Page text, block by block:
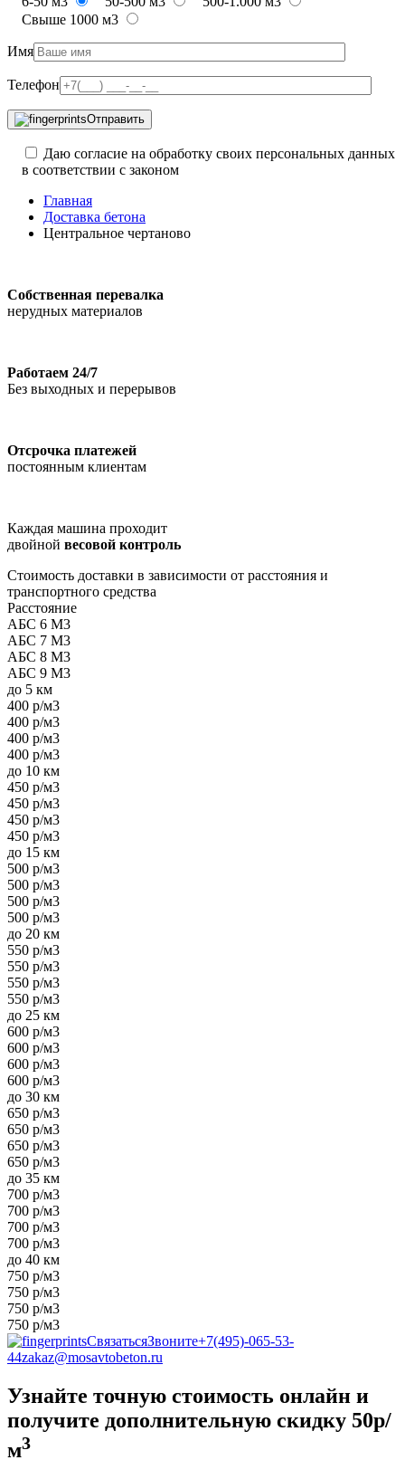
Свыше 1000 м3
Имя
Телефон
Отправить
Даю согласие на обработку своих персональных данных
в соответствии с законом
Главная
Доставка бетона
Центральное чертаново
Собственная перевалка
нерудных материалов
Работаем 24/7
Без выходных и перерывов
Отсрочка платежей
постоянным клиентам
Каждая машина проходит
двойной весовой контроль
Стоимость доставки в зависимости от расстояния и
транспортного средства
Расстояние
АБС 6 М3
АБС 7 М3
АБС 8 М3
АБС 9 М3
до 5 км
400 р/м3
400 р/м3
400 р/м3
400 р/м3
до 10 км
450 р/м3
450 р/м3
450 р/м3
450 р/м3
до 15 км
500 р/м3
500 р/м3
500 р/м3
500 р/м3
до 20 км
550 р/м3
550 р/м3
550 р/м3
550 р/м3
до 25 км
600 р/м3
600 р/м3
600 р/м3
600 р/м3
до 30 км
650 р/м3
650 р/м3
650 р/м3
650 р/м3
до 35 км
700 р/м3
700 р/м3
700 р/м3
700 р/м3
до 40 км
750 р/м3
750 р/м3
750 р/м3
750 р/м3
СвязатьсяЗвоните+7(495)-065-53-
44zakaz@mosavtobeton.ru
Узнайте точную стоимость онлайн и
получите дополнительную скидку 50р/
м3